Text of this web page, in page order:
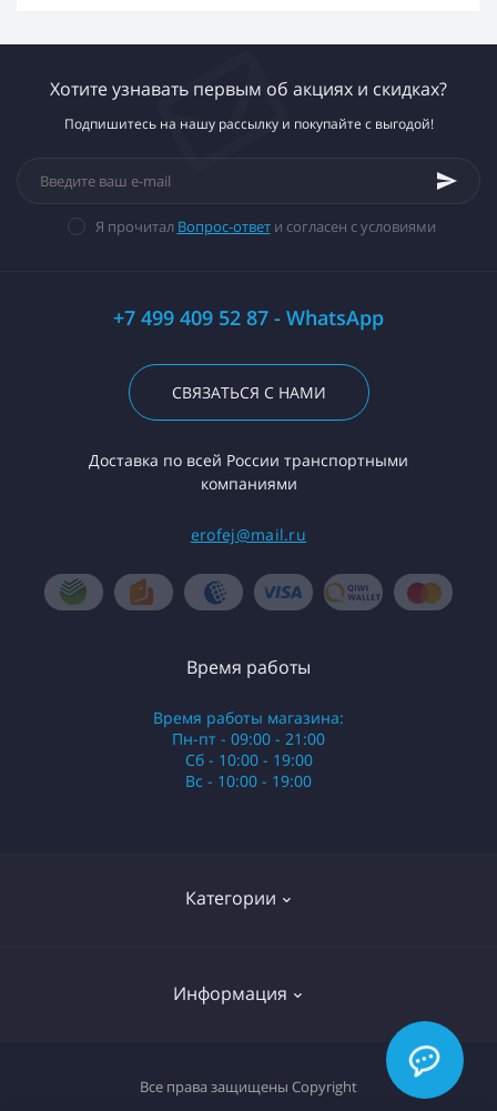
Хотите узнавать первым об акциях и скидках?
Подпишитесь на нашу рассылку и покупайте с выгодой!
Я прочитал Вопрос-ответи согласен с условиями
+7 499 409 52 87 - WhatsApp
СВЯЗАТЬСЯ С НАМИ
Доставка по всей России транспортными
компаниями
erofej@mail.ru
Категории
Российские сигареты
Информация
Время работы
Время работы магазина:
Пн-пт - 09:00 - 21:00
Сб - 10:00 - 19:00
Вс - 10:00 - 19:00
Все права защищены Copyright